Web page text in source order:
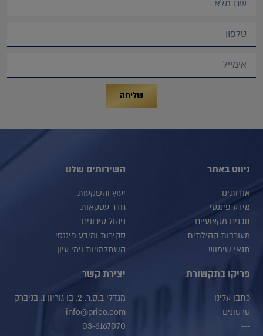
שליחה
ניווט באתר
אודותינו
מידע פיננסי
תכנים מקצועיים
מעורבות קהילתית
תנאי שימוש
השירותים שלנו
יעוץ והשקעות
חדר עסקאות
ניהול סיכונים
סקירות ומידע פיננסי
השתלמויות וימי עיון
פריקו בתקשורת
כתבו עלינו
סרטונים
---
יצירת קשר
מגדלי ב.ס.ר. 2, בן גוריון 1, בניברק
info@prico.com
03-6167070